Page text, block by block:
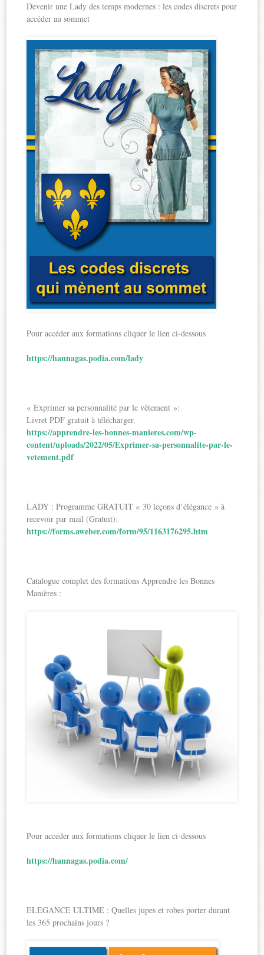
Devenir une Lady des temps modernes : les codes discrets pour
accéder au sommet
Pour accéder aux formations cliquer le lien ci-dessous
https://hannagas.podia.com/lady
« Exprimer sa personnalité par le vêtement »:
Livret PDF gratuit à télécharger.
https://apprendre-les-bonnes-manieres.com/wp-
content/uploads/2022/05/Exprimer-sa-personnalite-par-le-
vetement.pdf
LADY : Programme GRATUIT « 30 leçons d’élégance » à
recevoir par mail (Gratuit):
https://forms.aweber.com/form/95/1163176295.htm
Catalogue complet des formations Apprendre les Bonnes
Manières :
Pour accéder aux formations cliquer le lien ci-dessous
https://hannagas.podia.com/
ELEGANCE ULTIME : Quelles jupes et robes porter durant
les 365 prochains jours ?